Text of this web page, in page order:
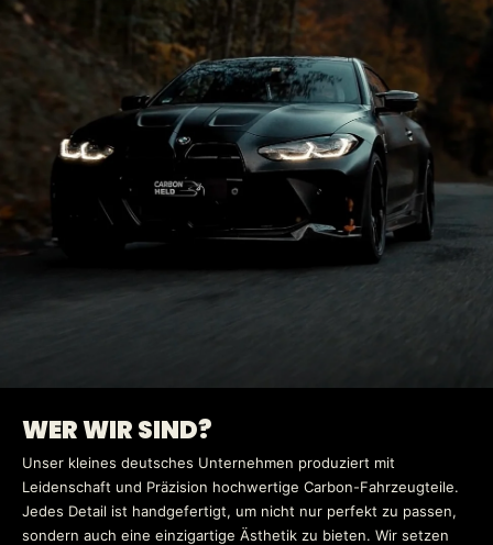
WER WIR SIND?
Unser kleines deutsches Unternehmen produziert mit
Leidenschaft und Präzision hochwertige Carbon-Fahrzeugteile.
Jedes Detail ist handgefertigt, um nicht nur perfekt zu passen,
sondern auch eine einzigartige Ästhetik zu bieten. Wir setzen